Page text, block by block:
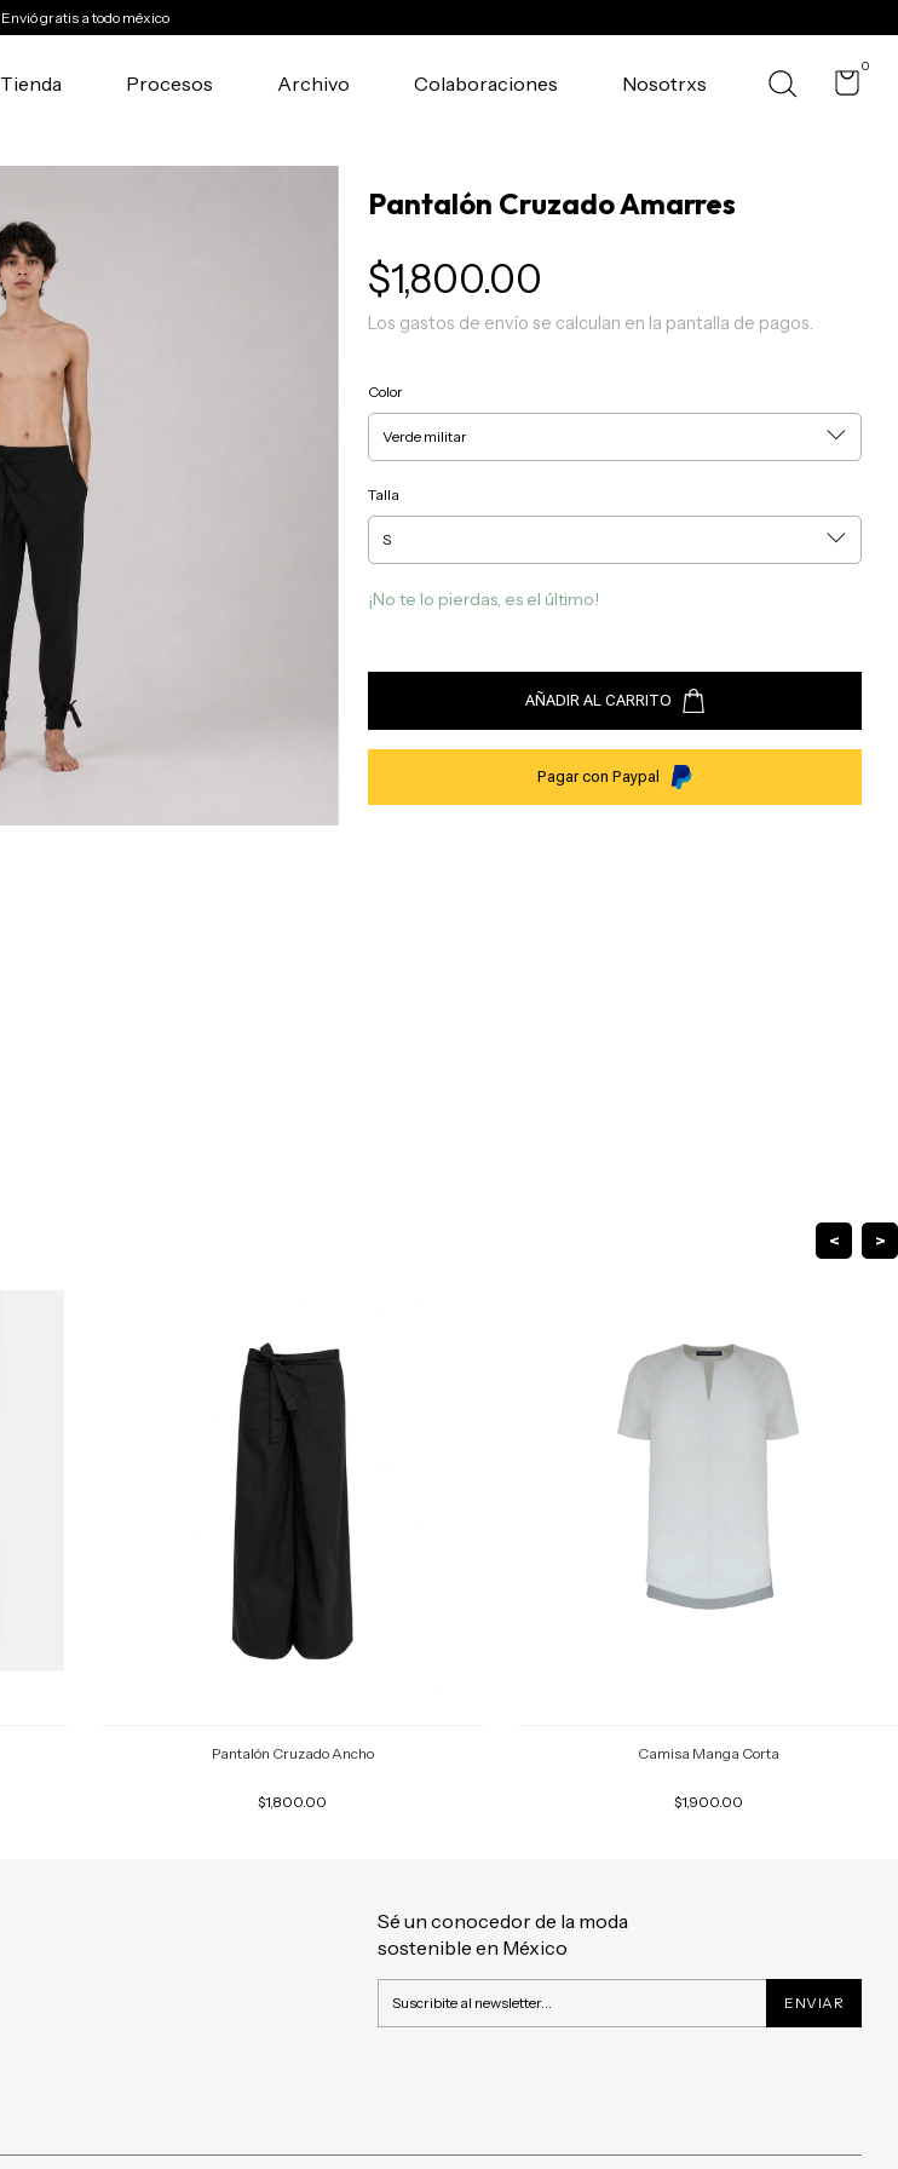
Envió gratis a todo méxico
Tienda Procesos Archivo Colaboraciones Nosotrxs
0
Pantalón Cruzado Amarres
$1,800.00
Los gastos de envío se calculan en la pantalla de pagos.
Color
Talla
¡No te lo pierdas, es el último!
AÑADIR AL CARRITO
Pagar con Paypal
Pantalón Cruzado Ancho
$1,800.00
Camisa Manga Corta
$1,900.00
Sé un conocedor de la moda
sostenible en México